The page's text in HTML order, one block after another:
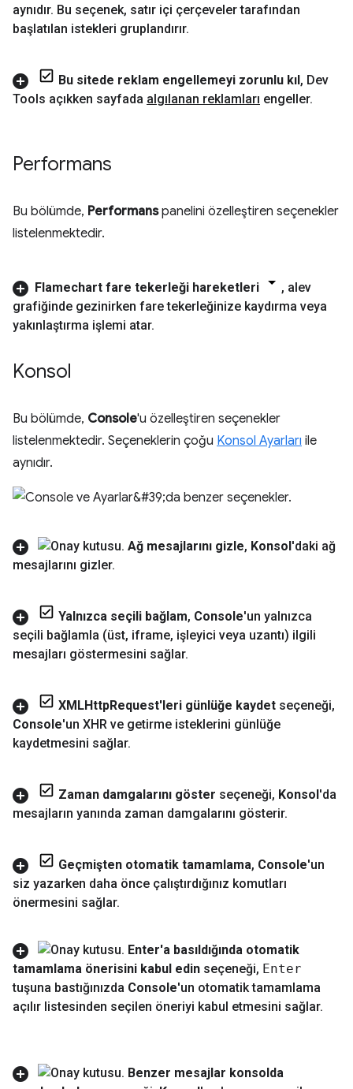
aynıdır. Bu seçenek, satır içi çerçeveler tarafından
başlatılan istekleri gruplandırır.
Bu sitede reklam engellemeyi zorunlu kıl , Dev
Tools açıkken sayfada algılanan reklamları engeller.
Performans
Bu bölümde, Performanspanelini özelleştiren seçenekler
listelenmektedir.
Flamechart fare tekerleği hareketleri , alev
grafiğinde gezinirken fare tekerleğinize kaydırma veya
yakınlaştırma işlemi atar.
Konsol
Bu bölümde, Console'u özelleştiren seçenekler
listelenmektedir. Seçeneklerin çoğu Konsol Ayarları ile
aynıdır.
Ağ mesajlarını gizle, Konsol 'daki ağ
mesajlarını gizler.
Yalnızca seçili bağlam, Console'un yalnızca
seçili bağlamla (üst, iframe, işleyici veya uzantı) ilgili
mesajları göstermesini sağlar.
XMLHttpRequest'leri günlüğe kaydet seçeneği,
Console'un XHR ve getirme isteklerini günlüğe
kaydetmesini sağlar.
Zaman damgalarını göster seçeneği, Konsol 'da
mesajların yanında zaman damgalarını gösterir.
Geçmişten otomatik tamamlama, Console'un
siz yazarken daha önce çalıştırdığınız komutları
önermesini sağlar.
Enter'a basıldığında otomatik
tamamlama önerisini kabul edin seçeneği, Enter
tuşuna bastığınızda Console'un otomatik tamamlama
açılır listesinden seçilen öneriyi kabul etmesini sağlar.
Benzer mesajlar konsolda